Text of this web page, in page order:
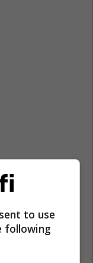
to use
following